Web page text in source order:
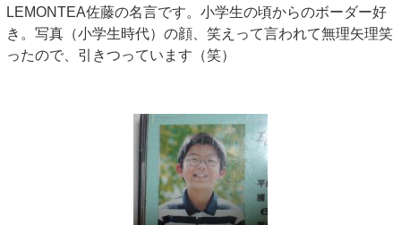
LEMONTEA佐藤の名言です。小学生の頃からのボーダー好
き。写真（小学生時代）の顔、笑えって言われて無理矢理笑
ったので、引きつっています（笑）